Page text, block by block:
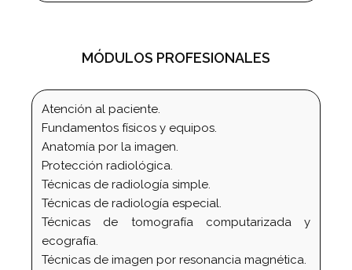
MÓDULOS PROFESIONALES
Atención al paciente.
Fundamentos físicos y equipos.
Anatomía por la imagen.
Protección radiológica.
Técnicas de radiología simple.
Técnicas de radiología especial.
Técnicas de tomografía computarizada y
ecografía.
Técnicas de imagen por resonancia magnética.